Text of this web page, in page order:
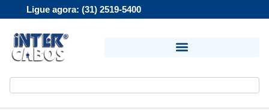
Ligue agora: (31) 2519-5400